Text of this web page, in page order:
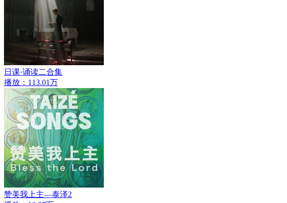
日课·诵读二合集
播放：113.01万
赞美我上主—泰泽2